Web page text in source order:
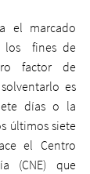
el marcado
los  fines de
factor de
es
días o la
últimos siete
el Centro
(CNE) que